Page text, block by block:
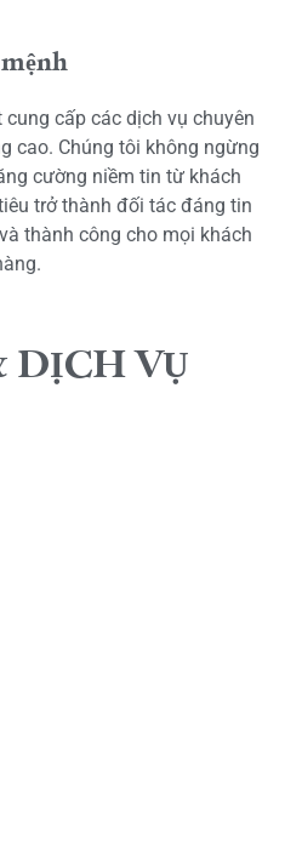
cấp các dịch vụ chuyên
cao. Chúng tôi không ngừng
cường niềm tin từ khách
trở thành đối tác đáng tin
thành công cho mọi khách
DỊCH VỤ